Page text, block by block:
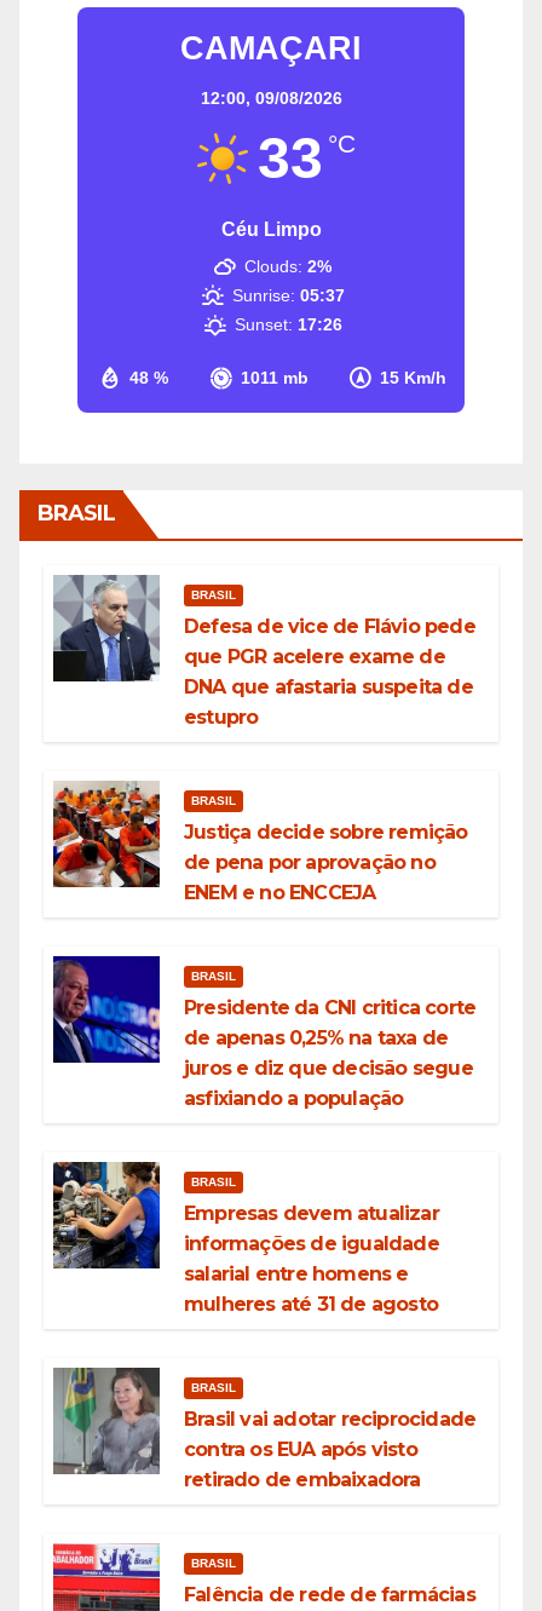
CAMAÇARI
12:00, 09/08/2026
33 °C
Céu Limpo
48 % 1011 mb 15 Km/h
Clouds: 2%
Sunrise: 05:37
Sunset: 17:26
BRASIL
BRASIL
Defesa de vice de Flávio pede
que PGR acelere exame de
DNA que afastaria suspeita de
estupro
BRASIL
Justiça decide sobre remição
de pena por aprovação no
ENEM e no ENCCEJA
BRASIL
Presidente da CNI critica corte
de apenas 0,25% na taxa de
juros e diz que decisão segue
asfixiando a população
BRASIL
Empresas devem atualizar
informações de igualdade
salarial entre homens e
mulheres até 31 de agosto
BRASIL
Brasil vai adotar reciprocidade
contra os EUA após visto
retirado de embaixadora
BRASIL
Falência de rede de farmácias